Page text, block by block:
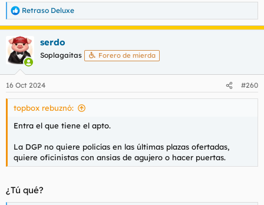
R
e
a
c
c
i
e
s
Retraso Deluxe
serdo
Soplagaitas Forero de mierda
16 Oct 2024 #260
topbox rebuznó:
Entra el que tiene el apto.
La DGP no quiere policías en las últimas plazas ofertadas,
quiere oficinistas con ansias de agujero o hacer puertas.
¿Tú qué?